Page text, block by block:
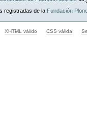
registradas de la Fundación
XHTML válido CSS válida